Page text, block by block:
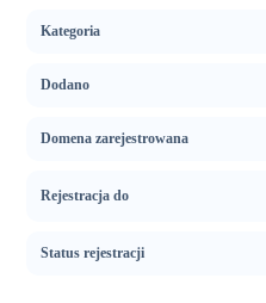
Kategoria
Dodano
Domena zarejestrowana
Rejestracja do
Status rejestracji